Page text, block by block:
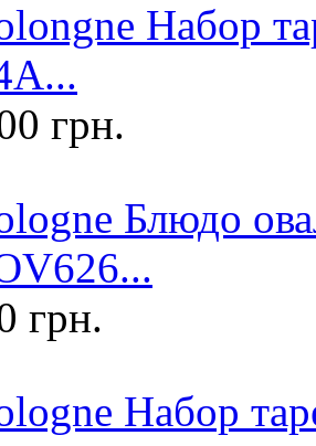
Набор
грн.
Блюдо
грн.
Набор